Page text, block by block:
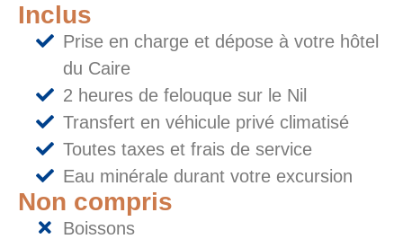
Inclus
Prise en charge et dépose à votre hôtel
du Caire
2 heures de felouque sur le Nil
Transfert en véhicule privé climatisé
Toutes taxes et frais de service
Eau minérale durant votre excursion
Non compris
Boissons